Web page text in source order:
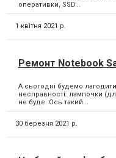
оперативки, SSD...
1 квітня 2021 р.
Ремонт Notebook
А сьогодні будемо
несправності: лампочки
не буде. Ось такий...
30 березня 2021 р.